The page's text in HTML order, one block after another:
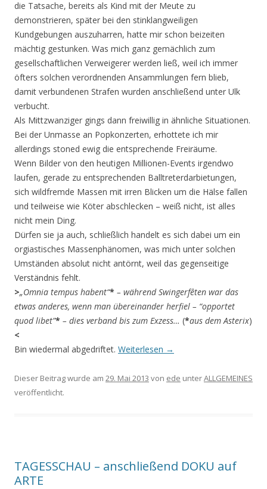
die Tatsache, bereits als Kind mit der Meute zu
demonstrieren, später bei den stinklangweiligen
Kundgebungen auszuharren, hatte mir schon beizeiten
mächtig gestunken. Was mich ganz gemächlich zum
gesellschaftlichen Verweigerer werden ließ, weil ich immer
öfters solchen verordnenden Ansammlungen fern blieb,
damit verbundenen Strafen wurden anschließend unter Ulk
verbucht.
Als Mittzwanziger gings dann freiwillig in ähnliche Situationen.
Bei der Unmasse an Popkonzerten, erhottete ich mir
allerdings stoned ewig die entsprechende Freiräume.
Wenn Bilder von den heutigen Millionen-Events irgendwo
laufen, gerade zu entsprechenden Balltreterdarbietungen,
sich wildfremde Massen mit irren Blicken um die Hälse fallen
und teilweise wie Köter abschlecken – weiß nicht, ist alles
nicht mein Ding.
Dürfen sie ja auch, schließlich handelt es sich dabei um ein
orgiastisches Massenphänomen, was mich unter solchen
Umständen absolut nicht antörnt, weil das gegenseitige
Verständnis fehlt.
>„Omnia tempus habent“* – während Swingerfêten war das
etwas anderes, wenn man übereinander herfiel – “opportet
quod libet”* – dies verband bis zum Exzess… (*aus dem Asterix)
<
Bin wiedermal abgedriftet. Weiterlesen →
Dieser Beitrag wurde am 29. Mai 2013 von ede unterALLGEMEINES
veröffentlicht.
TAGESSCHAU – anschließend DOKU auf
ARTE